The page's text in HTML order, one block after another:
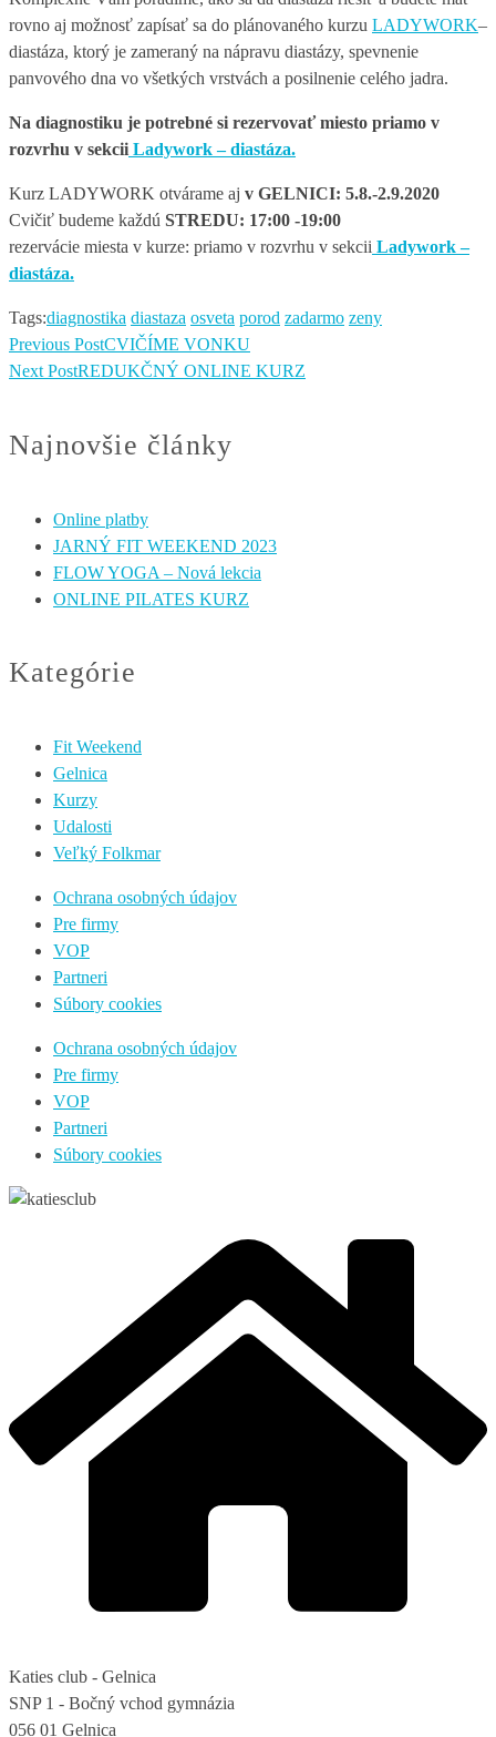
rovno aj možnosť zapísať sa do plánovaného kurzu LADYWORK–
diastáza, ktorý je zameraný na nápravu diastázy, spevnenie
panvového dna vo všetkých vrstvách a posilnenie celého jadra.
Na diagnostiku je potrebné si rezervovať miesto priamo v
rozvrhu v sekcii Ladywork – diastáza.
Kurz LADYWORK otvárame aj v GELNICI: 5.8.-2.9.2020
Cvičiť budeme každú STREDU: 17:00 -19:00
rezervácie miesta v kurze: priamo v rozvrhu v sekcii Ladywork –
diastáza.
Tags:diagnostika diastaza osveta porod zadarmo zeny
Previous PostCVIČÍME VONKU
Next PostREDUKČNÝ ONLINE KURZ
Najnovšie články
Online platby
JARNÝ FIT WEEKEND 2023
FLOW YOGA – Nová lekcia
ONLINE PILATES KURZ
Kategórie
Fit Weekend
Gelnica
Kurzy
Udalosti
Veľký Folkmar
Ochrana osobných údajov
Pre firmy
VOP
Partneri
Súbory cookies
Ochrana osobných údajov
Pre firmy
VOP
Partneri
Súbory cookies
Katies club - Gelnica
SNP 1 - Bočný vchod gymnázia
056 01 Gelnica